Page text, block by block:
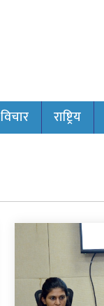
विचार राष्ट्रिय